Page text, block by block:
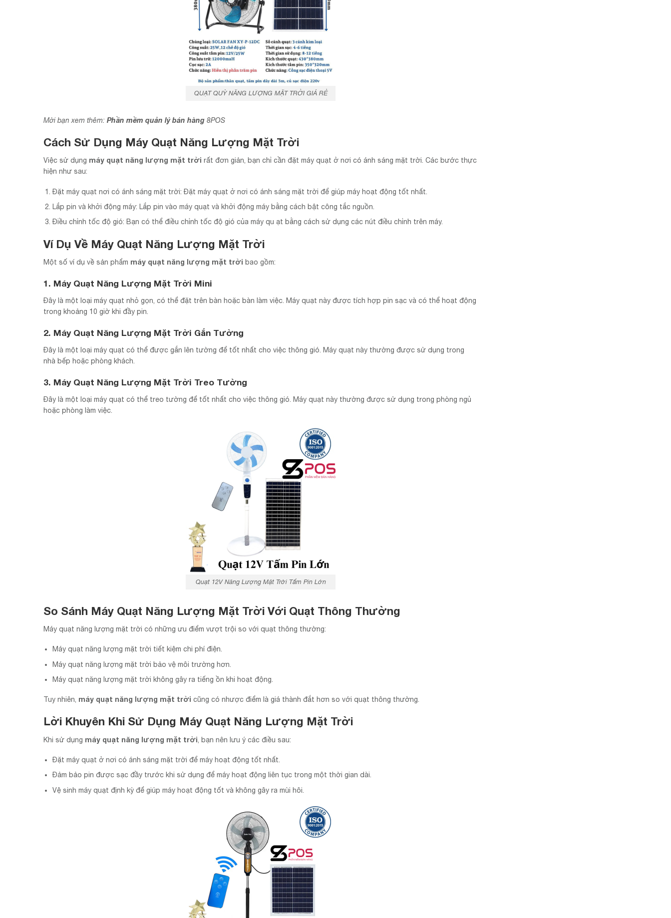
QUẠT QUỲ NĂNG LƯỢNG MẶT TRỜI GIÁ RẺ
Mời bạn xem thêm: Phần mềm quản lý bán hàng 8POS
Cách Sử Dụng Máy Quạt Năng Lượng Mặt Trời
Việc sử dụng máy quạt năng lượng mặt trời rất đơn giản, bạn chỉ cần đặt máy quạt ở nơi có ánh sáng mặt trời. Các bước thực
hiện như sau:
Đặt máy quạt nơi có ánh sáng mặt trời: Đặt máy quạt ở nơi có ánh sáng mặt trời để giúp máy hoạt động tốt nhất.
Lắp pin và khởi động máy: Lắp pin vào máy quạt và khởi động máy bằng cách bật công tắc nguồn.
Điều chỉnh tốc độ gió: Bạn có thể điều chỉnh tốc độ gió của máy qu ạt bằng cách sử dụng các nút điều chỉnh trên máy.
Ví Dụ Về Máy Quạt Năng Lượng Mặt Trời
Một số ví dụ về sản phẩm máy quạt năng lượng mặt trời bao gồm:
1. Máy Quạt Năng Lượng Mặt Trời Mini
Đây là một loại máy quạt nhỏ gọn, có thể đặt trên bàn hoặc bàn làm việc. Máy quạt này được tích hợp pin sạc và có thể hoạt động
trong khoảng 10 giờ khi đầy pin.
2. Máy Quạt Năng Lượng Mặt Trời Gắn Tường
Đây là một loại máy quạt có thể được gắn lên tường để tốt nhất cho việc thông gió. Máy quạt này thường được sử dụng trong
nhà bếp hoặc phòng khách.
3. Máy Quạt Năng Lượng Mặt Trời Treo Tường
Đây là một loại máy quạt có thể treo tường để tốt nhất cho việc thông gió. Máy quạt này thường được sử dụng trong phòng ngủ
hoặc phòng làm việc.
Quạt 12V Năng Lượng Mặt Trời Tấm Pin Lớn
So Sánh Máy Quạt Năng Lượng Mặt Trời Với Quạt Thông Thường
Máy quạt năng lượng mặt trời có những ưu điểm vượt trội so với quạt thông thường:
Máy quạt năng lượng mặt trời tiết kiệm chi phí điện.
Máy quạt năng lượng mặt trời bảo vệ môi trường hơn.
Máy quạt năng lượng mặt trời không gây ra tiếng ồn khi hoạt động.
Tuy nhiên, máy quạt năng lượng mặt trời cũng có nhược điểm là giá thành đắt hơn so với quạt thông thường.
Lời Khuyên Khi Sử Dụng Máy Quạt Năng Lượng Mặt Trời
Khi sử dụng máy quạt năng lượng mặt trời , bạn nên lưu ý các điều sau:
Đặt máy quạt ở nơi có ánh sáng mặt trời để máy hoạt động tốt nhất.
Đảm bảo pin được sạc đầy trước khi sử dụng để máy hoạt động liên tục trong một thời gian dài.
Vệ sinh máy quạt định kỳ để giúp máy hoạt động tốt và không gây ra mùi hôi.